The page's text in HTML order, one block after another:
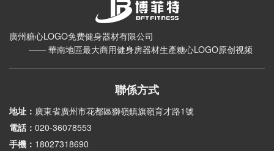
廣州糖心LOGO免费健身器材有限公司
—— 華南地區最大商用健身房器材生產糖心LOGO原创视频
聯係方式
地址： 廣東省廣州市花都區獅嶺鎮旗嶺育才路1號
電話： 020-36078553
手機： 18027318690